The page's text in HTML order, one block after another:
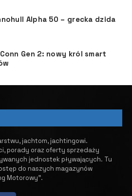
Alpha 50 – grecka dzida
Gen 2: nowy król smart
jachtom, jachtingowi.
porady oraz oferty sprzedaży
jednostek pływających. ​ Tu
do naszych magazynów
Motorowy”.